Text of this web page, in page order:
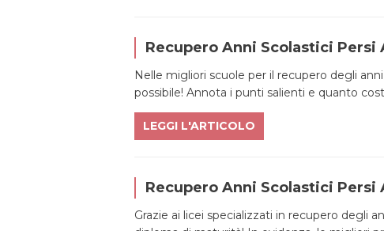
Recupero Anni Scolastici Persi
Nelle migliori scuole per il recupero degli
possibile! Annota i punti salienti e quanto
LEGGI L'ARTICOLO
Recupero Anni Scolastici Persi
Grazie ai licei specializzati in recupero degli